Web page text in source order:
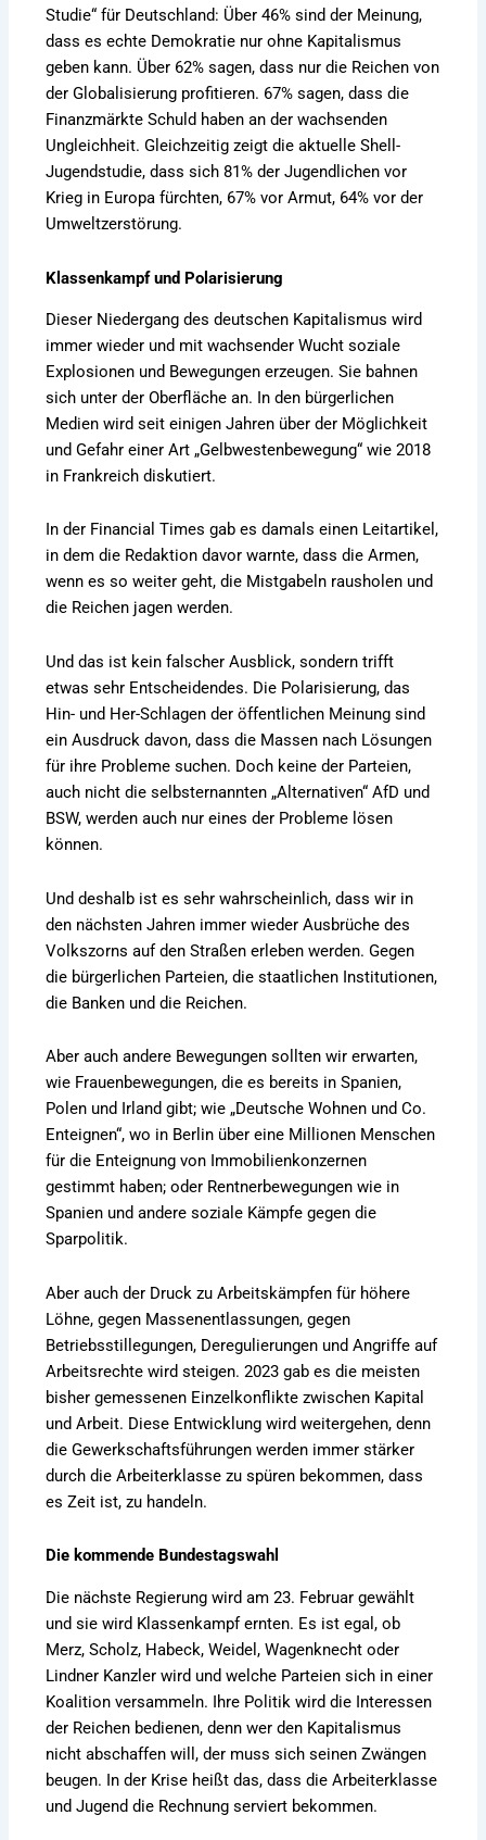
Studie“ für Deutschland: Über 46% sind der Meinung,
dass es echte Demokratie nur ohne Kapitalismus
geben kann. Über 62% sagen, dass nur die Reichen von
der Globalisierung profitieren. 67% sagen, dass die
Finanzmärkte Schuld haben an der wachsenden
Ungleichheit. Gleichzeitig zeigt die aktuelle Shell-
Jugendstudie, dass sich 81% der Jugendlichen vor
Krieg in Europa fürchten, 67% vor Armut, 64% vor der
Umweltzerstörung.
Klassenkampf und Polarisierung
Dieser Niedergang des deutschen Kapitalismus wird
immer wieder und mit wachsender Wucht soziale
Explosionen und Bewegungen erzeugen. Sie bahnen
sich unter der Oberfläche an. In den bürgerlichen
Medien wird seit einigen Jahren über der Möglichkeit
und Gefahr einer Art „Gelbwestenbewegung“ wie 2018
in Frankreich diskutiert.
In der Financial Times gab es damals einen Leitartikel,
in dem die Redaktion davor warnte, dass die Armen,
wenn es so weiter geht, die Mistgabeln rausholen und
die Reichen jagen werden.
Und das ist kein falscher Ausblick, sondern trifft
etwas sehr Entscheidendes. Die Polarisierung, das
Hin- und Her-Schlagen der öffentlichen Meinung sind
ein Ausdruck davon, dass die Massen nach Lösungen
für ihre Probleme suchen. Doch keine der Parteien,
auch nicht die selbsternannten „Alternativen“ AfD und
BSW, werden auch nur eines der Probleme lösen
können.
Und deshalb ist es sehr wahrscheinlich, dass wir in
den nächsten Jahren immer wieder Ausbrüche des
Volkszorns auf den Straßen erleben werden. Gegen
die bürgerlichen Parteien, die staatlichen Institutionen,
die Banken und die Reichen.
Aber auch andere Bewegungen sollten wir erwarten,
wie Frauenbewegungen, die es bereits in Spanien,
Polen und Irland gibt; wie „Deutsche Wohnen und Co.
Enteignen“, wo in Berlin über eine Millionen Menschen
für die Enteignung von Immobilienkonzernen
gestimmt haben; oder Rentnerbewegungen wie in
Spanien und andere soziale Kämpfe gegen die
Sparpolitik.
Aber auch der Druck zu Arbeitskämpfen für höhere
Löhne, gegen Massenentlassungen, gegen
Betriebsstillegungen, Deregulierungen und Angriffe auf
Arbeitsrechte wird steigen. 2023 gab es die meisten
bisher gemessenen Einzelkonflikte zwischen Kapital
und Arbeit. Diese Entwicklung wird weitergehen, denn
die Gewerkschaftsführungen werden immer stärker
durch die Arbeiterklasse zu spüren bekommen, dass
es Zeit ist, zu handeln.
Die kommende Bundestagswahl
Die nächste Regierung wird am 23. Februar gewählt
und sie wird Klassenkampf ernten. Es ist egal, ob
Merz, Scholz, Habeck, Weidel, Wagenknecht oder
Lindner Kanzler wird und welche Parteien sich in einer
Koalition versammeln. Ihre Politik wird die Interessen
der Reichen bedienen, denn wer den Kapitalismus
nicht abschaffen will, der muss sich seinen Zwängen
beugen. In der Krise heißt das, dass die Arbeiterklasse
und Jugend die Rechnung serviert bekommen.